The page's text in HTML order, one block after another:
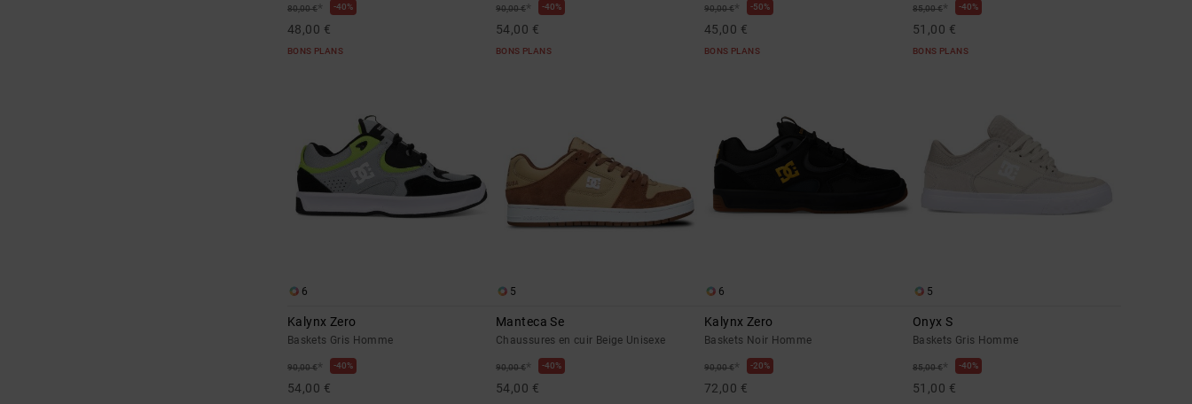
80,00 €* 40%
48,00 €
BONS PLANS
90,00 €* 40%
54,00 €
BONS PLANS
90,00 €* 50%
45,00 €
BONS PLANS
85,00 €* 40%
51,00 €
BONS PLANS
6
Kalynx Zero
Baskets Gris Homme
90,00 €* 40%
54,00 €
5
Manteca Se
Chaussures en cuir Beige Unisexe
90,00 €* 40%
54,00 €
6
Kalynx Zero
Baskets Noir Homme
90,00 €* 20%
72,00 €
5
Onyx S
Baskets Gris Homme
85,00 €* 40%
51,00 €